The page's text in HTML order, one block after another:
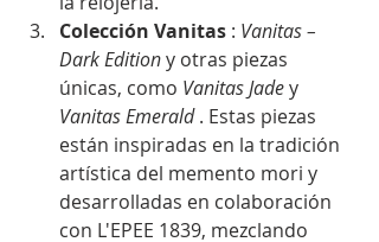
Colección Vanitas : Vanitas –
Dark Edition y otras piezas
únicas, como Vanitas Jade y
Vanitas Emerald . Estas piezas
están inspiradas en la tradición
artística del memento mori y
desarrolladas en colaboración
con L'EPEE 1839, mezclando